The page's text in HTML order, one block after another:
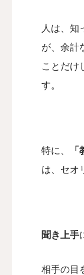
人は、知
が、 余計
ことだけ
す。
特に、
は、 セオ
聞き上手
相手の目